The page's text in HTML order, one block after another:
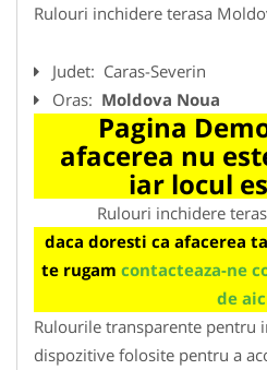
Rulouri inchidere terasa
Judet: Caras-Severin
Oras: Moldova Noua
Pagina
afacerea nu
iar locul
Rulouri inchidere
daca doresti ca afacerea
te rugam contacteaza-ne
de
Rulourile transparente pentru
dispozitive folosite pentru a